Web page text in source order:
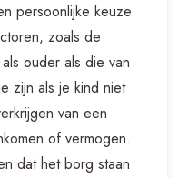
persoonlijke keuze
zoals de
ouder als die van
zijn als je kind niet
van een
of vermogen.
dat het borg staan